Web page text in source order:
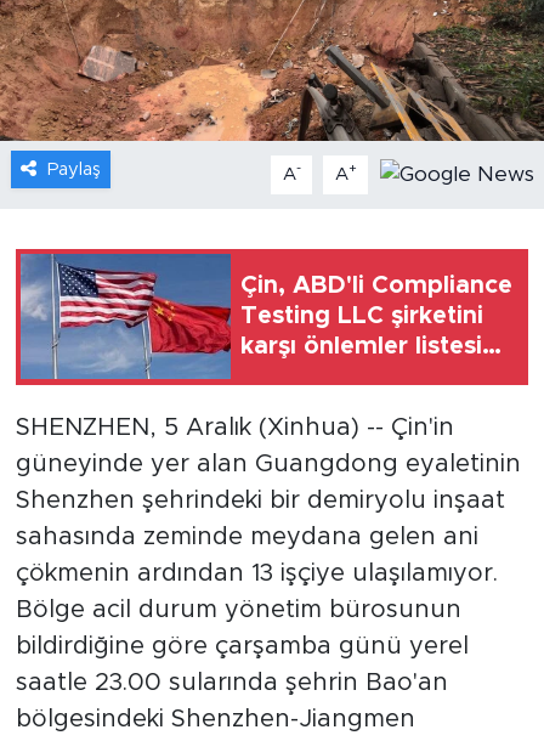
Paylaş A- A+
Çin, ABD'li Compliance
Testing LLC şirketini
karşı önlemler listesine
SHENZHEN, 5 Aralık (Xinhua) -- Çin'in
güneyinde yer alan Guangdong eyaletinin
Shenzhen şehrindeki bir demiryolu inşaat
sahasında zeminde meydana gelen ani
çökmenin ardından 13 işçiye ulaşılamıyor.
Bölge acil durum yönetim bürosunun
bildirdiğine göre çarşamba günü yerel
saatle 23.00 sularında şehrin Bao'an
bölgesindeki Shenzhen-Jiangmen
Gündem
Video
Sağlık
Xinhua
Xinhua Türkiye
Seyahat